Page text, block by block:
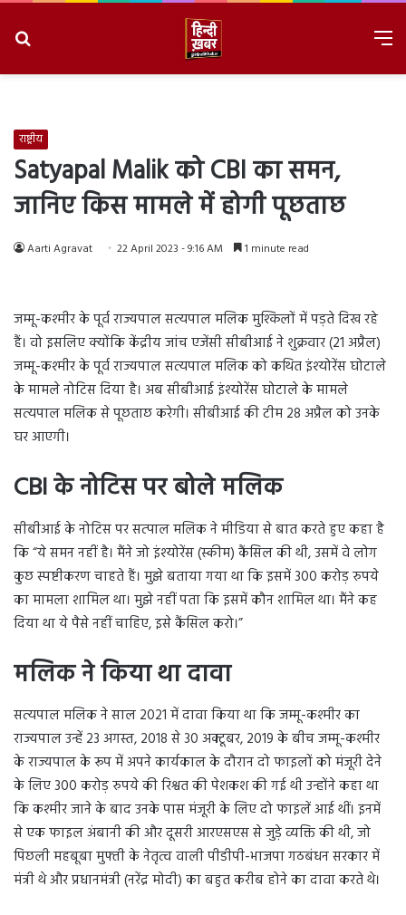
राष्ट्रीय
Satyapal Malik को CBI का समन,
जानिए किस मामले में होगी पूछताछ
Aarti Agravat 22 April 2023 - 9:16 AM 1 minute read
जम्मू-कश्मीर के पूर्व राज्यपाल सत्यपाल मलिक मुश्किलों में पड़ते दिख रहे
हैं। वो इसलिए क्योंकि केंद्रीय जांच एजेंसी सीबीआई ने शुक्रवार (21 अप्रैल)
जम्मू-कश्मीर के पूर्व राज्यपाल सत्यपाल मलिक को कथित इंश्योरेंस घोटाले
के मामले नोटिस दिया है। अब सीबीआई इंश्योरेंस घोटाले के मामले
सत्यपाल मलिक से पूछताछ करेगी। सीबीआई की टीम 28 अप्रैल को उनके
घर आएगी।
CBI के नोटिस पर बोले मलिक
सीबीआई के नोटिस पर सत्पाल मलिक ने मीडिया से बात करते हुए कहा है
कि “ये समन नहीं है। मैंने जो इंश्योरेंस (स्कीम) कैंसिल की थी, उसमें वे लोग
कुछ स्पष्टीकरण चाहते हैं। मुझे बताया गया था कि इसमें 300 करोड़ रुपये
का मामला शामिल था। मुझे नहीं पता कि इसमें कौन शामिल था। मैंने कह
दिया था ये पैसे नहीं चाहिए, इसे कैंसिल करो।”
मलिक ने किया था दावा
सत्यपाल मलिक ने साल 2021 में दावा किया था कि जम्मू-कश्मीर का
राज्यपाल उन्हें 23 अगस्त, 2018 से 30 अक्टूबर, 2019 के बीच जम्मू-कश्मीर
के राज्यपाल के रूप में अपने कार्यकाल के दौरान दो फाइलों को मंजूरी देने
के लिए 300 करोड़ रुपये की रिश्वत की पेशकश की गई थी उन्होंने कहा था
कि कश्मीर जाने के बाद उनके पास मंजूरी के लिए दो फाइलें आई थीं। इनमें
से एक फाइल अंबानी की और दूसरी आरएसएस से जुड़े व्यक्ति की थी, जो
पिछली महबूबा मुफ्ती के नेतृत्व वाली पीडीपी-भाजपा गठबंधन सरकार में
मंत्री थे और प्रधानमंत्री (नरेंद्र मोदी) का बहुत करीब होने का दावा करते थे।